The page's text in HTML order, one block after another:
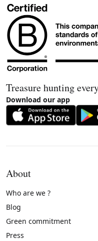
Treasure hunting
Download our app
About
Who are we ?
Blog
Green commitment
Press